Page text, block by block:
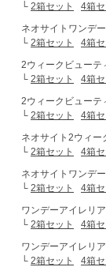
└ 2箱セット 4箱セ
ネオサイトワンデ
└ 2箱セット 4箱セ
2ウィークビューテ
└ 2箱セット 4箱セ
2ウィークビューテ
└ 2箱セット 4箱セ
ネオサイト2ウィー
└ 2箱セット 4箱セ
ネオサイトワンデ
└ 2箱セット 4箱セ
ワンデーアイレリ
└ 2箱セット 4箱セ
ワンデーアイレリ
└ 2箱セット 4箱セ